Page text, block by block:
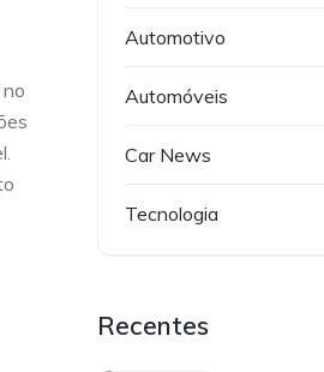
Automotivo
Automóveis
Car News
Tecnologia
Recentes